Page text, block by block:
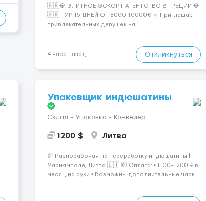
🇬🇷💎 ЭЛИТНОЕ ЭСКОРТ-АГЕНТСТВО В ГРЕЦИИ 💎
🇬🇷 ТУР 15 ДНЕЙ ОТ 8000-10000€ 🔹 Приглашает
привлекательных девушек на
хорошие деньги 💶 — это предложение для тебя! 🔹
4 часа назад Откликнуться
Упаковщик индюшатины
Склад - Упаковка - Конвейер
1200 $ Литва
🦃 Разнорабочая на переработку индюшатины |
Мариямполе, Литва 🇱🇹 💶 Оплата: • 1100–1200 € в
месяц на руки • Возможны дополнительные часы